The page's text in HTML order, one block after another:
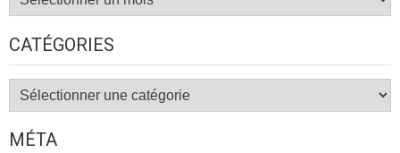
CATÉGORIES
Catégories
MÉTA